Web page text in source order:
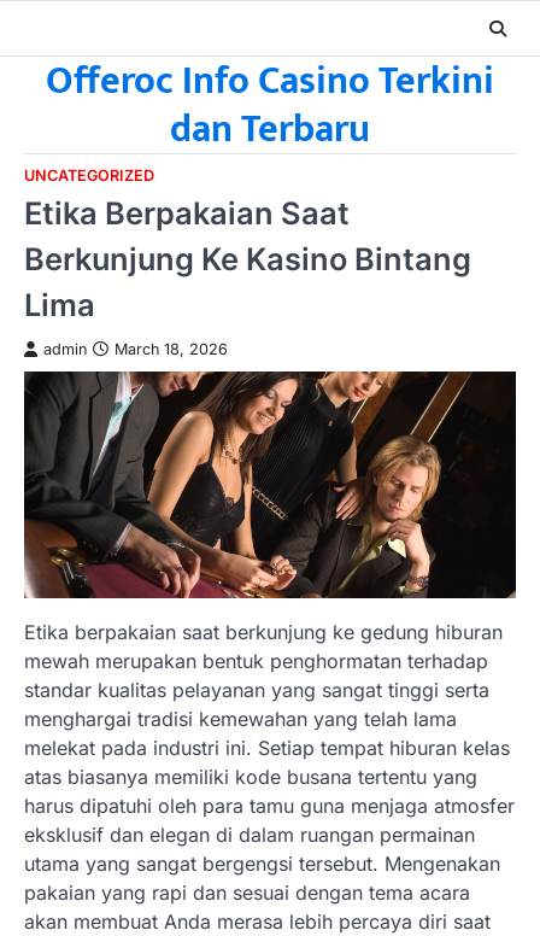
contentOfferoc Info Casino Terkini
dan Terbaru
UNCATEGORIZED
Etika Berpakaian Saat
Berkunjung Ke Kasino Bintang
Lima
admin March 18, 2026
Etika berpakaian saat berkunjung ke gedung hiburan
mewah merupakan bentuk penghormatan terhadap
standar kualitas pelayanan yang sangat tinggi serta
menghargai tradisi kemewahan yang telah lama
melekat pada industri ini. Setiap tempat hiburan kelas
atas biasanya memiliki kode busana tertentu yang
harus dipatuhi oleh para tamu guna menjaga atmosfer
eksklusif dan elegan di dalam ruangan permainan
utama yang sangat bergengsi tersebut. Mengenakan
pakaian yang rapi dan sesuai dengan tema acara
akan membuat Anda merasa lebih percaya diri saat